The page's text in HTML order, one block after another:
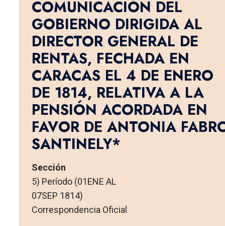
COMUNICACIÓN DEL
GOBIERNO DIRIGIDA AL
DIRECTOR GENERAL DE
RENTAS, FECHADA EN
CARACAS EL 4 DE ENERO
DE 1814, RELATIVA A LA
PENSIÓN ACORDADA EN
FAVOR DE ANTONIA
SANTINELY*
Sección
5) Período (01ENE AL
07SEP 1814)
Correspondencia Oficial